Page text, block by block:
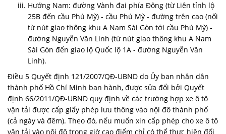
Hướng Nam: đường Vành đai phía Đông (từ Liên tỉnh lộ
25B đến cầu Phú Mỹ) - cầu Phú Mỹ - đường trên cao (nối
từ nút giao thông khu A Nam Sài Gòn tới cầu Phú Mỹ) -
đường Nguyễn Văn Linh (từ nút giao thông khu A Nam
Sài Gòn đến giao lộ Quốc lộ 1A - đường Nguyễn Văn
Linh).
Điều 5 Quyết định 121/2007/QĐ-UBND do Ủy ban nhân dân
thành phố Hồ Chí Minh ban hành, được sửa đổi bởi Quyết
định 66/2011/QĐ-UBND quy định về các trường hợp xe ô tô
vận tải được cấp giấy phép lưu thông vào nội đô thành phố
(cả ngày và đêm). Theo đó, nếu muốn xin cấp phép cho xe ô tô
vận tải vào nội đô trong giờ cao điểm chỉ có thể thực hiện đối